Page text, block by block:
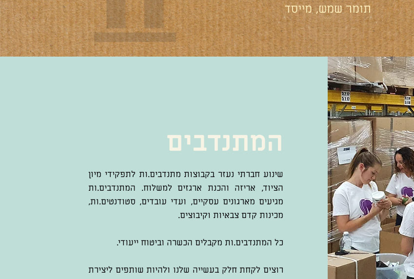
תומר שמש, מייסד
המתנדבים
שינוע חברתי נעזר בקבוצות מתנדבים.ות לתפקידי מיון
הציוד, אריזה והכנת ארגזים למשלוח. המתנדבים.ות
מגיעים מארגונים עסקיים, ועדי עובדים, סטודנטים.ות,
מכינות קדם צבאיות וקיבוצים.
כל המתנדבים.ות מקבלים הכשרה וביטוח ייעודי.
רוצים לקחת חלק בעשייה שלנו ולהיות שותפים ליצירת